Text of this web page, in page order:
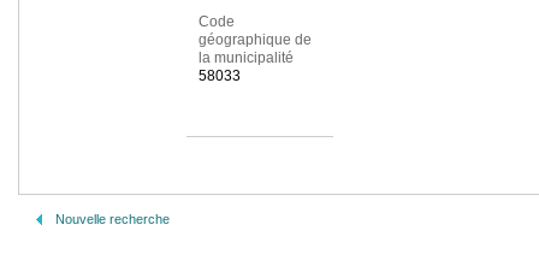
Code
géographique de
la municipalité
58033
Nouvelle recherche